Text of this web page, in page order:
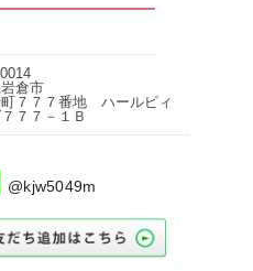
倉市
町７７７番地 ハールピィ
７７－１Ｂ
@kjw5049m